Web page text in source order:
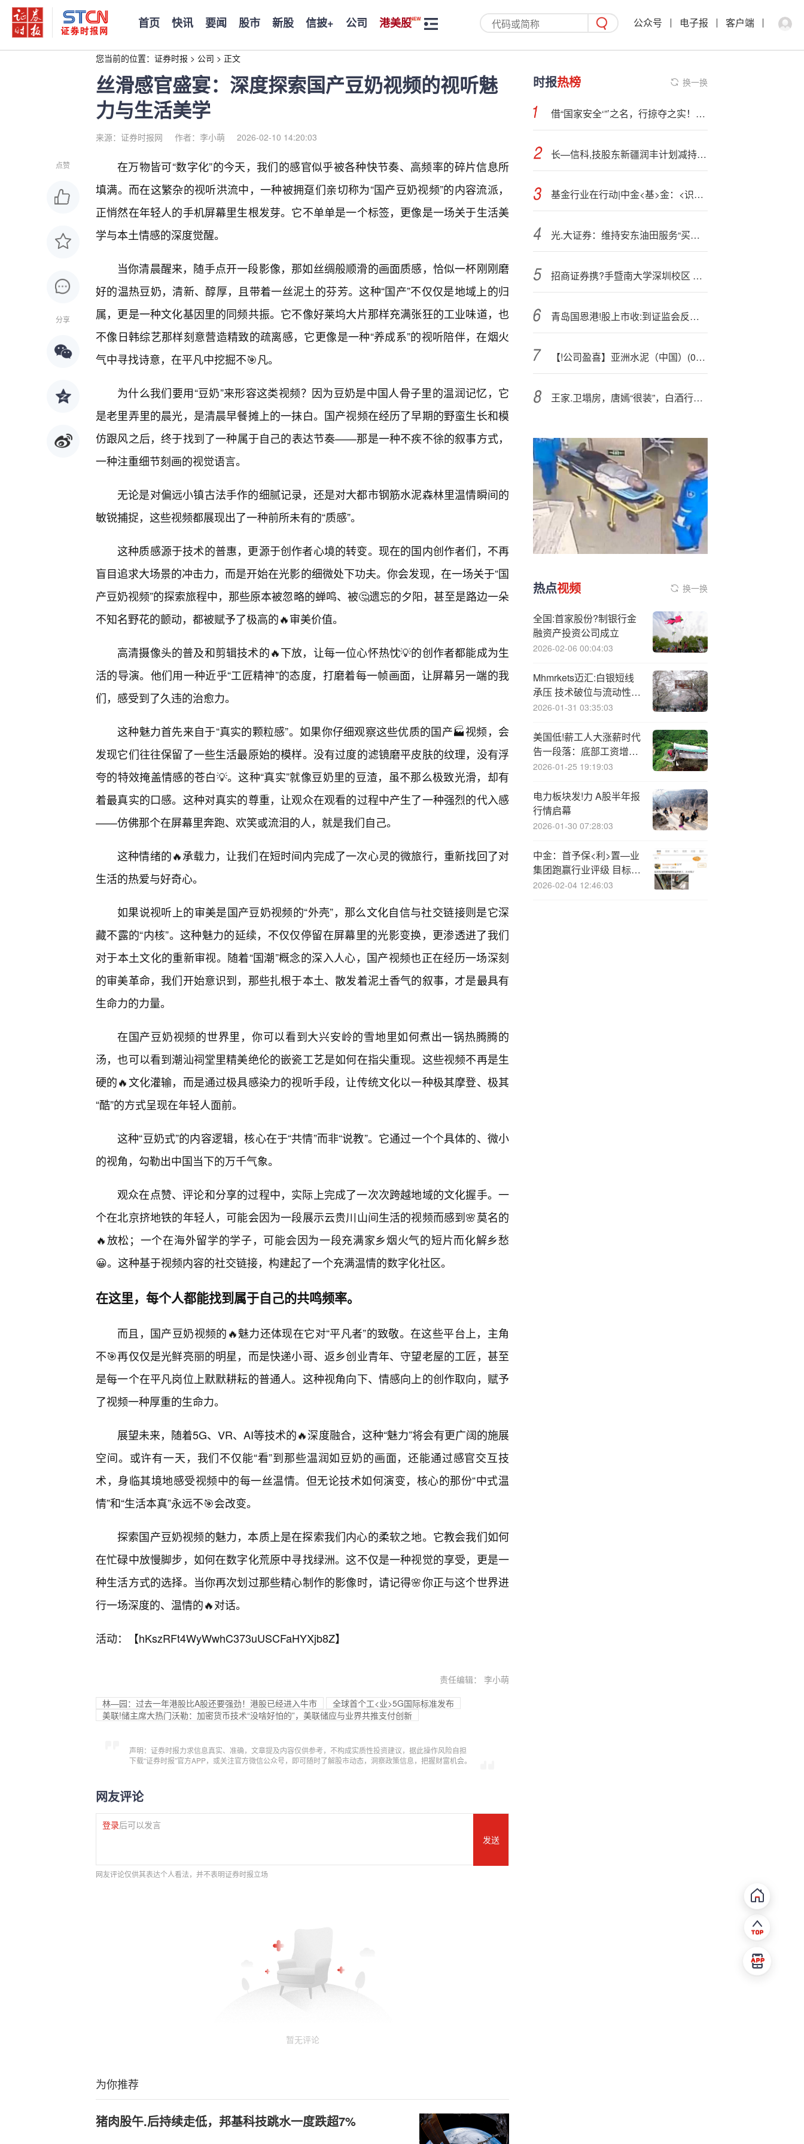
首页 快讯 要闻 股市 新股 信披+ 公司 港美股 公众号 电子报 客户端
您当前的位置： 证券时报 > 公司 > 正文
丝滑感官盛宴：深度探索国产豆奶视频的视听魅
力与生活美学
来源：证券时报网 作者：李小萌 2026-02-10 14:20:03
点赞
分享
在万物皆可“数字化”的今天，我们的感官似乎被各种快节奏、高频率的碎片信息所
填满。而在这繁杂的视听洪流中，一种被拥趸们亲切称为“国产豆奶视频”的内容流派，
正悄然在年轻人的手机屏幕里生根发芽。它不单单是一个标签，更像是一场关于生活美
学与本土情感的深度觉醒。
当你清晨醒来，随手点开一段影像，那如丝绸般顺滑的画面质感，恰似一杯刚刚磨
好的温热豆奶，清新、醇厚，且带着一丝泥土的芬芳。这种“国产”不仅仅是地域上的归
属，更是一种文化基因里的同频共振。它不像好莱坞大片那样充满张狂的工业味道，也
不像日韩综艺那样刻意营造精致的疏离感，它更像是一种“养成系”的视听陪伴，在烟火
气中寻找诗意，在平凡中挖掘不🎯凡。
为什么我们要用“豆奶”来形容这类视频？因为豆奶是中国人骨子里的温润记忆，它
是老里弄里的晨光，是清晨早餐摊上的一抹白。国产视频在经历了早期的野蛮生长和模
仿跟风之后，终于找到了一种属于自己的表达节奏——那是一种不疾不徐的叙事方式，
一种注重细节刻画的视觉语言。
无论是对偏远小镇古法手作的细腻记录，还是对大都市钢筋水泥森林里温情瞬间的
敏锐捕捉，这些视频都展现出了一种前所未有的“质感”。
这种质感源于技术的普惠，更源于创作者心境的转变。现在的国内创作者们，不再
盲目追求大场景的冲击力，而是开始在光影的细微处下功夫。你会发现，在一场关于“国
产豆奶视频”的探索旅程中，那些原本被忽略的蝉鸣、被🤔遗忘的夕阳，甚至是路边一朵
不知名野花的颤动，都被赋予了极高的🔥审美价值。
高清摄像头的普及和剪辑技术的🔥下放，让每一位心怀热忱💡的创作者都能成为生
活的导演。他们用一种近乎“工匠精神”的态度，打磨着每一帧画面，让屏幕另一端的我
们，感受到了久违的治愈力。
这种魅力首先来自于“真实的颗粒感”。如果你仔细观察这些优质的国产🏭视频，会
发现它们往往保留了一些生活最原始的模样。没有过度的滤镜磨平皮肤的纹理，没有浮
夸的特效掩盖情感的苍白💡。这种“真实”就像豆奶里的豆渣，虽不那么极致光滑，却有
着最真实的口感。这种对真实的尊重，让观众在观看的过程中产生了一种强烈的代入感
——仿佛那个在屏幕里奔跑、欢笑或流泪的人，就是我们自己。
这种情绪的🔥承载力，让我们在短时间内完成了一次心灵的微旅行，重新找回了对
生活的热爱与好奇心。
如果说视听上的审美是国产豆奶视频的“外壳”，那么文化自信与社交链接则是它深
藏不露的“内核”。这种魅力的延续，不仅仅停留在屏幕里的光影变换，更渗透进了我们
对于本土文化的重新审视。随着“国潮”概念的深入人心，国产视频也正在经历一场深刻
的审美革命，我们开始意识到，那些扎根于本土、散发着泥土香气的叙事，才是最具有
生命力的力量。
在国产豆奶视频的世界里，你可以看到大兴安岭的雪地里如何煮出一锅热腾腾的
汤，也可以看到潮汕祠堂里精美绝伦的嵌瓷工艺是如何在指尖重现。这些视频不再是生
硬的🔥文化灌输，而是通过极具感染力的视听手段，让传统文化以一种极其摩登、极其
“酷”的方式呈现在年轻人面前。
这种“豆奶式”的内容逻辑，核心在于“共情”而非“说教”。它通过一个个具体的、微小
的视角，勾勒出中国当下的万千气象。
观众在点赞、评论和分享的过程中，实际上完成了一次次跨越地域的文化握手。一
个在北京挤地铁的年轻人，可能会因为一段展示云贵川山间生活的视频而感到🌸莫名的
🔥放松；一个在海外留学的学子，可能会因为一段充满家乡烟火气的短片而化解乡愁
😀。这种基于视频内容的社交链接，构建起了一个充满温情的数字化社区。
在这里，每个人都能找到属于自己的共鸣频率。
而且，国产豆奶视频的🔥魅力还体现在它对“平凡者”的致敬。在这些平台上，主角
不🎯再仅仅是光鲜亮丽的明星，而是快递小哥、返乡创业青年、守望老屋的工匠，甚至
是每一个在平凡岗位上默默耕耘的普通人。这种视角向下、情感向上的创作取向，赋予
了视频一种厚重的生命力。
展望未来，随着5G、VR、AI等技术的🔥深度融合，这种“魅力”将会有更广阔的施展
空间。或许有一天，我们不仅能“看”到那些温润如豆奶的画面，还能通过感官交互技
术，身临其境地感受视频中的每一丝温情。但无论技术如何演变，核心的那份“中式温
情”和“生活本真”永远不🎯会改变。
探索国产豆奶视频的魅力，本质上是在探索我们内心的柔软之地。它教会我们如何
在忙碌中放慢脚步，如何在数字化荒原中寻找绿洲。这不仅是一种视觉的享受，更是一
种生活方式的选择。当你再次划过那些精心制作的影像时，请记得🌸你正与这个世界进
行一场深度的、温情的🔥对话。
活动：【hKszRFt4WyWwhC373uUSCFaHYXjb8Z】
责任编辑： 李小萌
林—园：过去一年港股比A股还要强劲！港股已经进入牛市
全球首个工<业>5G国际标准发布
美联!储主席大热门沃勒：加密货币技术“没啥好怕的”，美联储应与业界共推支付创新
声明：证券时报力求信息真实、准确，文章提及内容仅供参考，不构成实质性投资建议，据此操作风险自担
下载“证券时报”官方APP，或关注官方微信公众号，即可随时了解股市动态，洞察政策信息，把握财富机会。
网友评论
登录后可以发言
发送
网友评论仅供其表达个人看法，并不表明证券时报立场
暂无评论
为你推荐
猪肉股午.后持续走低，邦基科技跳水一度跌超7%
时报热榜 换一换
借“国家安全‘”’之名，行掠夺之实！中企300亿养大的企业，荷兰说抢就抢？
长—信科,技股东新疆润丰计划减持不超过6430万股
基金行业在行动|中金<基>金：<识>别非法金融活动，保护自身财产安全
光.大证券：维持安东油田服务“买入”评级 新业务模式有望打开新成长空间
招商证券携?手暨南大学深圳校区 产教融合共育金融科技复合型人才
青岛国恩港!股上市收:到证监会反馈意见 需说明股本变化、控制权、业务经营及发行方案等问题
【!公司盈喜】亚洲水泥（中国）(00743)料首9月同比扭亏为盈至1.46亿元人民币
王家.卫塌房，唐嫣“很装”，白酒行业却再也“装”不下去了
热点视频 换一换
全国:首家股份?制银行金
融资产投资公司成立
2026-02-06 00:04:03
Mhmrkets迈汇:白银短线
承压 技术破位与流动性回
落
2026-01-31 03:35:03
美国低!薪工人大涨薪时代
告一段落：底部工资增速
回落至 2017 年来低点
2026-01-25 19:19:03
电力板块发!力 A股半年报
行情启幕
2026-01-30 07:28:03
中金：首予保<利>置—业
集团跑赢行业评级 目标价
2.15港元
2026-02-04 12:46:03